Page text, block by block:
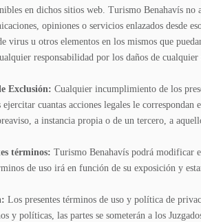
en dichos sitios web. Turismo Benahavís
opiniones o servicios enlazados desde
virus u otros elementos en los mismos que
responsabilidad por los daños de
Exclusión: Cualquier incumplimiento de los
cuantas acciones legales le
a instancia propia o de un tercero, a
términos: Turismo Benahavís podrá modificar
de uso irá en función de su exposición y
Los presentes términos de uso y política de
y políticas, las partes se someterán a los